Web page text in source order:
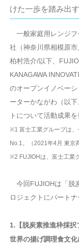
けた一歩を踏み出す
一般家庭用レンジフ
社（神奈川県相模原
柏村浩介/以下、
KANAGAWA
のオープンイノベー
ーターかながわ（以
トについて活動成果を
※1 富士工業グループは、
No.1。（2021年4月 東京
※2 FUJIOHは、富士工業
今回FUJIOHは「脱
ロジェクトにパート
1.【脱炭素推進枠採択
世界の揚げ調理食文